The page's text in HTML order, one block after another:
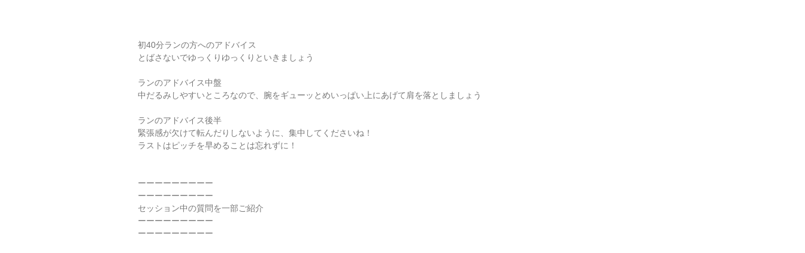
初40分ランの方へのアドバイス
とばさないでゆっくりゆっくりといきましょう
ランのアドバイス中盤
中だるみしやすいところなので、腕をギューッとめいっぱい上にあげて肩を落としましょう
ランのアドバイス後半
緊張感が欠けて転んだりしないように、集中してくださいね！
ラストはピッチを早めることは忘れずに！
ーーーーーーーーー
ーーーーーーーーー
セッション中の質問を一部ご紹介
ーーーーーーーーー
ーーーーーーーーー